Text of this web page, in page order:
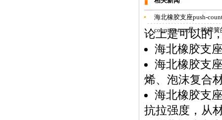
海北橡胶支座push-
countsystem是一种弹
论上是可以的
海北橡胶支
海北橡胶支
烯、泡沫复合
海北橡胶支
抗拉强度，从